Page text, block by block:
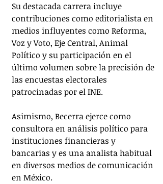
Su destacada carrera incluye
contribuciones como editorialista en
medios influyentes como Reforma,
Voz y Voto, Eje Central, Animal
Político y su participación en el
último volumen sobre la precisión de
las encuestas electorales
patrocinadas por el INE.
Asimismo, Becerra ejerce como
consultora en análisis político para
instituciones financieras y
bancarias y es una analista habitual
en diversos medios de comunicación
en México.